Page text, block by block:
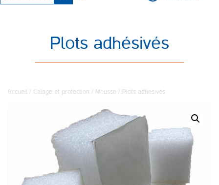
Plots adhésivés
Accueil / Calage et protection / Mousse / Plots adhésivés